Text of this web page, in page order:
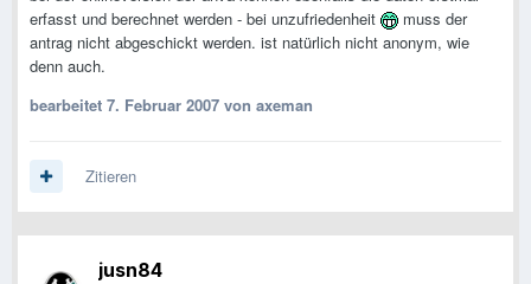
erfasst und berechnet werden - bei unzufriedenheit
muss der
antrag nicht abgeschickt werden. ist natürlich nicht anonym, wie
denn auch.
bearbeitet 7. Februar 2007 von axeman
Zitieren
jusn84